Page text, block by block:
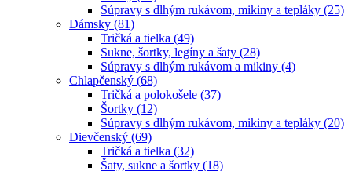
Súpravy s dlhým rukávom, mikiny a tepláky (25)
Dámsky (81)
Tričká a tielka (49)
Sukne, šortky, legíny a šaty (28)
Súpravy s dlhým rukávom a mikiny (4)
Chlapčenský (68)
Tričká a polokošele (37)
Šortky (12)
Súpravy s dlhým rukávom, mikiny a tepláky (20)
Dievčenský (69)
Tričká a tielka (32)
Šaty, sukne a šortky (18)